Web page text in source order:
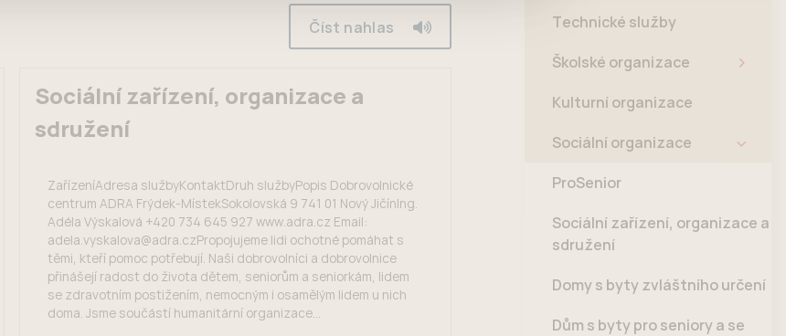
Číst nahlas
Sociální zařízení, organizace a
sdružení
ZařízeníAdresa službyKontaktDruh službyPopis Dobrovolnické
centrum ADRA Frýdek-MístekSokolovská 9 741 01 Nový JičínIng.
Adéla Výskalová +420 734 645 927 www.adra.cz Email:
adela.vyskalova@adra.czPropojujeme lidi ochotné pomáhat s
těmi, kteří pomoc potřebují. Naši dobrovolníci a dobrovolnice
přinášejí radost do života dětem, seniorům a seniorkám, lidem
se zdravotním postižením, nemocným i osamělým lidem u nich
doma. Jsme součástí humanitární organizace...
Technické služby
Školské organizace
Kulturní organizace
Sociální organizace
ProSenior
Sociální zařízení, organizace a
sdružení
Domy s byty zvláštního určení
Dům s byty pro seniory a se